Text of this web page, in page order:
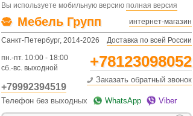
Вы используете мобильную версию полная версия
Мебель Групп интернет-магазин
Санкт-Петербург, 2014-2026 Доставка по всей России
пн.-пт. 10:00 - 18:00
сб.-вс. выходной
+78123098052
+79992394519
Заказать обратный звонок
Телефон без выходных WhatsApp Viber